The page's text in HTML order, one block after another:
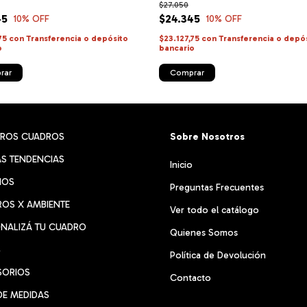
10% OFF
con Transferencia o depósito
$24.345
$27.050
10% OFF
$23.127,75 con Transferencia o
bancario
Comprar
CUADROS
TENDENCIAS
X AMBIENTE
TU CUADRO
MEDIDAS
Sobre Nosotros
Inicio
Preguntas Frecuentes
Ver todo el catálogo
Quienes Somos
Política de Devolución
Contacto